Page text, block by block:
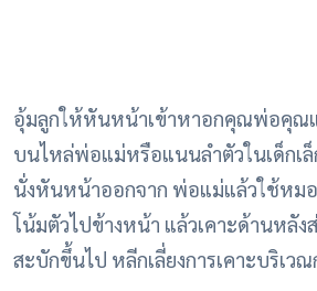
อุ้มลูกให้หันหน้าเข้าหาอกคุณพ่อคุณ
บนไหล่พ่อแม่หรือแนนลำตัวในเด็กเ
นั่งหันหน้าออกจาก พ่อแม่แล้วใช้หม
โน้มตัวไปข้างหน้า แล้วเคาะด้านหลั
สะบักขึ้นไป หลีกเลี่ยงการเคาะบริเว